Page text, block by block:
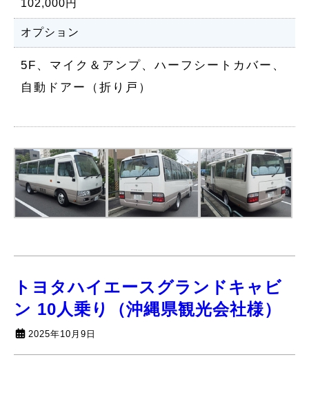
102,000円
オプション
5F、マイク＆アンプ、ハーフシートカバー、
自動ドアー（折り戸）
トヨタハイエースグランドキャビ
ン 10人乗り（沖縄県観光会社様）
2025年10月9日